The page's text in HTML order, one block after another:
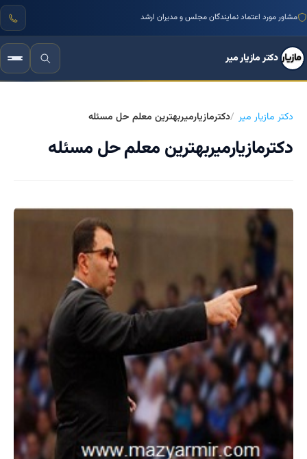
مشاور مورد اعتماد نمایندگان مجلس و مدیران ارشد
دکتر مازیار میر
دکتر مازیار میر دکترمازیارمیربهترین معلم حل مسئله
دکترمازیارمیربهترین معلم حل مسئله